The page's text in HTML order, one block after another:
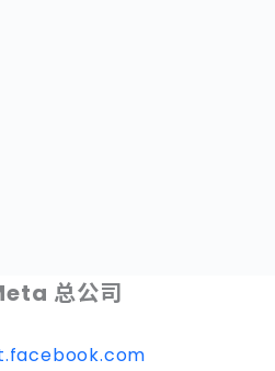
总公司